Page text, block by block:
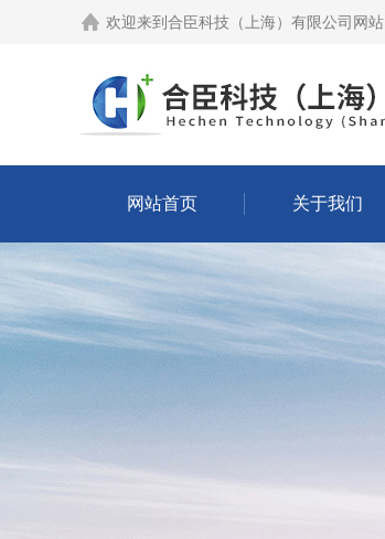
欢迎来到 合臣科技（上海）有限公司网站
网站首页 关于我们